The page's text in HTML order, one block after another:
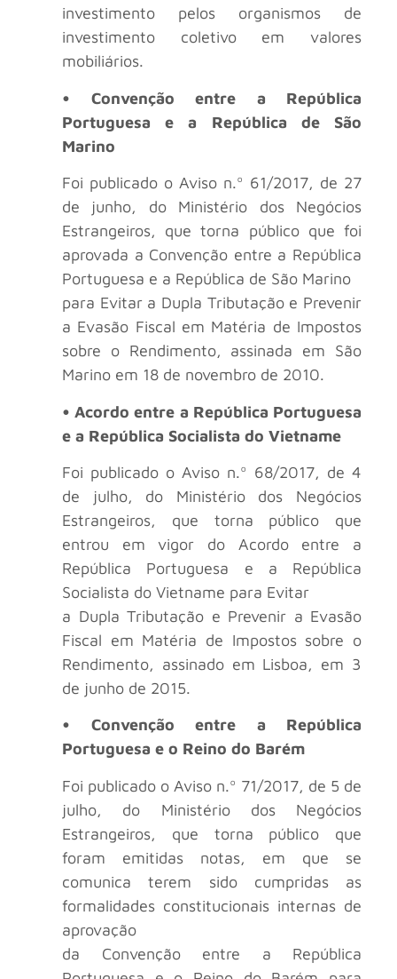
investimento pelos organismos de
investimento coletivo em valores
mobiliários.
• Convenção entre a República
Portuguesa e a República de São
Marino
Foi publicado o Aviso n.º 61/2017, de 27
de junho, do Ministério dos Negócios
Estrangeiros, que torna público que foi
aprovada a Convenção entre a República
Portuguesa e a República de São Marino
para Evitar a Dupla Tributação e Prevenir
a Evasão Fiscal em Matéria de Impostos
sobre o Rendimento, assinada em São
Marino em 18 de novembro de 2010.
• Acordo entre a República Portuguesa
e a República Socialista do Vietname
Foi publicado o Aviso n.º 68/2017, de 4
de julho, do Ministério dos Negócios
Estrangeiros, que torna público que
entrou em vigor do Acordo entre a
República Portuguesa e a República
Socialista do Vietname para Evitar
a Dupla Tributação e Prevenir a Evasão
Fiscal em Matéria de Impostos sobre o
Rendimento, assinado em Lisboa, em 3
de junho de 2015.
• Convenção entre a República
Portuguesa e o Reino do Barém
Foi publicado o Aviso n.º 71/2017, de 5 de
julho, do Ministério dos Negócios
Estrangeiros, que torna público que
foram emitidas notas, em que se
comunica terem sido cumpridas as
formalidades constitucionais internas de
aprovação
da Convenção entre a República